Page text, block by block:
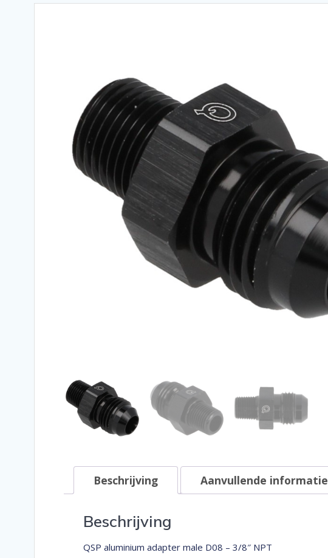
Beschrijving Aanvullende informatie
Beschrijving
QSP aluminium adapter male D08 – 3/8″ NPT